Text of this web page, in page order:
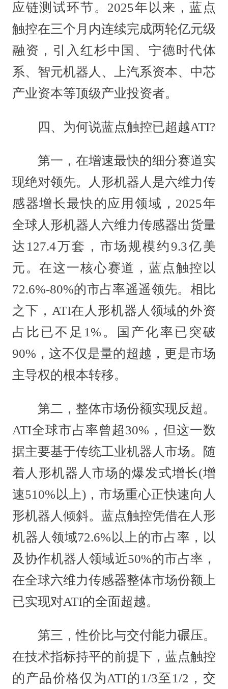
应链测试环节。2025年以来，蓝点
触控在三个月内连续完成两轮亿元级
融资，引入红杉中国、宁德时代体
系、智元机器人、上汽系资本、中芯
产业资本等顶级产业投资者。
四、为何说蓝点触控已超越ATI?
第一，在增速最快的细分赛道实
现绝对领先。人形机器人是六维力传
感器增长最快的应用领域，2025年
全球人形机器人六维力传感器出货量
达127.4万套，市场规模约9.3亿美
元。在这一核心赛道，蓝点触控以
72.6%-80%的市占率遥遥领先。相比
之下，ATI在人形机器人领域的外资
占比已不足1%。国产化率已突破
90%，这不仅是量的超越，更是市场
主导权的根本转移。
第二，整体市场份额实现反超。
ATI全球市占率曾超30%，但这一数
据主要基于传统工业机器人市场。随
着人形机器人市场的爆发式增长(增
速510%以上)，市场重心正快速向人
形机器人倾斜。蓝点触控凭借在人形
机器人领域72.6%以上的市占率，以
及协作机器人领域近50%的市占率，
在全球六维力传感器整体市场份额上
已实现对ATI的全面超越。
第三，性价比与交付能力碾压。
在技术指标持平的前提下，蓝点触控
的产品价格仅为ATI的1/3至1/2，交